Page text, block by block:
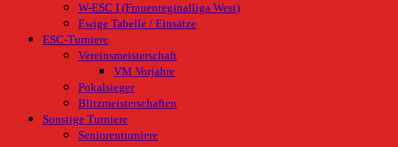
W-ESC I (Frauenreginalliga West)
Ewige Tabelle / Einsätze
ESC-Turniere
Vereinsmeisterschaft
VM Vorjahre
Pokalsieger
Blitzmeisterschaften
Sonstige Turniere
Seniorenturniere